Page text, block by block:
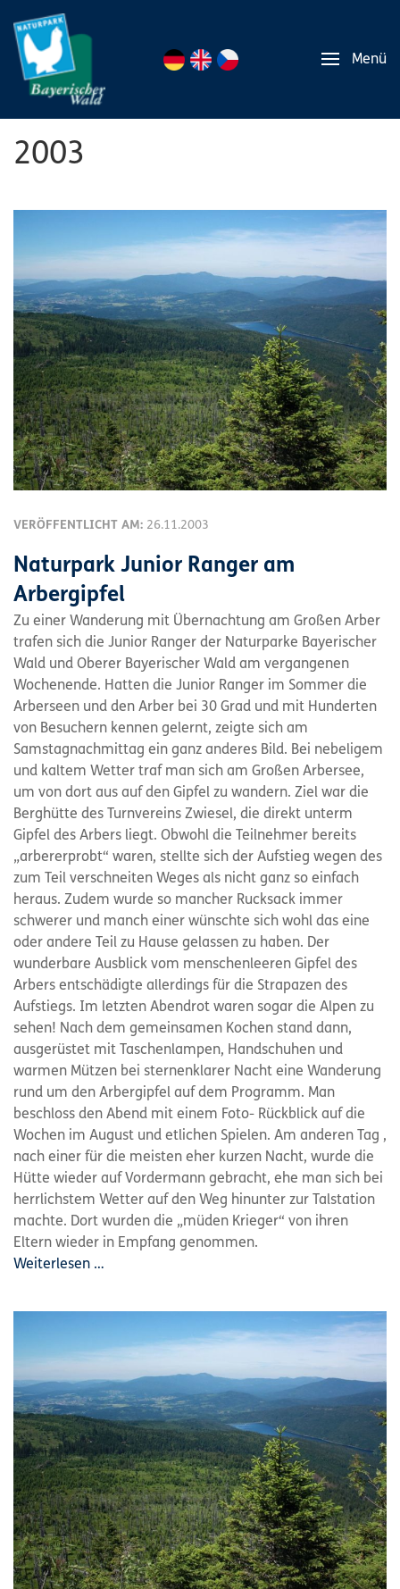
Menü
2003
VERÖFFENTLICHT AM: 26.11.2003
Naturpark Junior Ranger am
Arbergipfel
Zu einer Wanderung mit Übernachtung am Großen Arber
trafen sich die Junior Ranger der Naturparke Bayerischer
Wald und Oberer Bayerischer Wald am vergangenen
Wochenende. Hatten die Junior Ranger im Sommer die
Arberseen und den Arber bei 30 Grad und mit Hunderten
von Besuchern kennen gelernt, zeigte sich am
Samstagnachmittag ein ganz anderes Bild. Bei nebeligem
und kaltem Wetter traf man sich am Großen Arbersee,
um von dort aus auf den Gipfel zu wandern. Ziel war die
Berghütte des Turnvereins Zwiesel, die direkt unterm
Gipfel des Arbers liegt. Obwohl die Teilnehmer bereits
„arbererprobt“ waren, stellte sich der Aufstieg wegen des
zum Teil verschneiten Weges als nicht ganz so einfach
heraus. Zudem wurde so mancher Rucksack immer
schwerer und manch einer wünschte sich wohl das eine
oder andere Teil zu Hause gelassen zu haben. Der
wunderbare Ausblick vom menschenleeren Gipfel des
Arbers entschädigte allerdings für die Strapazen des
Aufstiegs. Im letzten Abendrot waren sogar die Alpen zu
sehen! Nach dem gemeinsamen Kochen stand dann,
ausgerüstet mit Taschenlampen, Handschuhen und
warmen Mützen bei sternenklarer Nacht eine Wanderung
rund um den Arbergipfel auf dem Programm. Man
beschloss den Abend mit einem Foto- Rückblick auf die
Wochen im August und etlichen Spielen. Am anderen Tag ,
nach einer für die meisten eher kurzen Nacht, wurde die
Hütte wieder auf Vordermann gebracht, ehe man sich bei
herrlichstem Wetter auf den Weg hinunter zur Talstation
machte. Dort wurden die „müden Krieger“ von ihren
Eltern wieder in Empfang genommen.
Weiterlesen …